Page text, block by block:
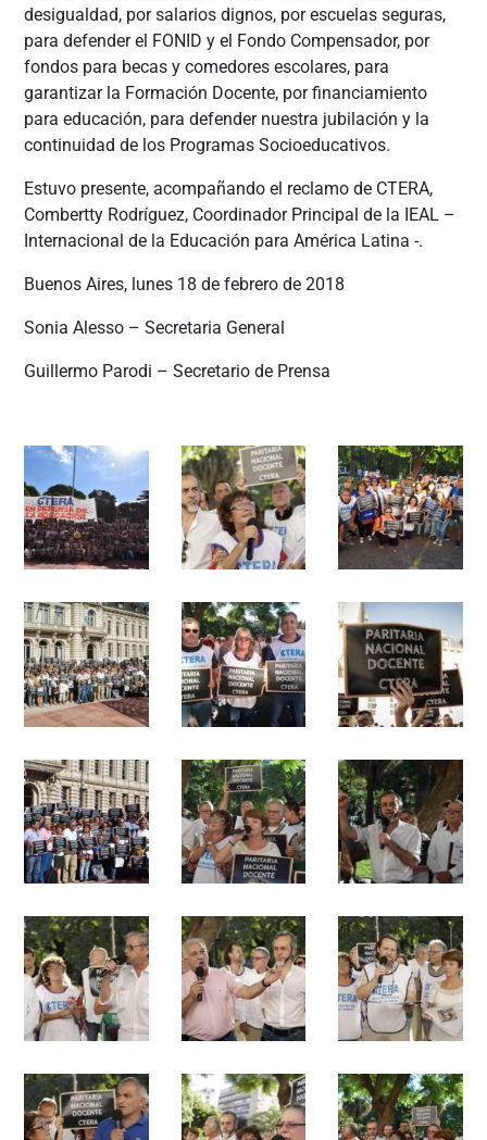
desigualdad, por salarios dignos, por escuelas seguras,
para defender el FONID y el Fondo Compensador, por
fondos para becas y comedores escolares, para
garantizar la Formación Docente, por financiamiento
para educación, para defender nuestra jubilación y la
continuidad de los Programas Socioeducativos.
Estuvo presente, acompañando el reclamo de CTERA,
Combertty Rodríguez, Coordinador Principal de la IEAL –
Internacional de la Educación para América Latina -.
Buenos Aires, lunes 18 de febrero de 2018
Sonia Alesso – Secretaria General
Guillermo Parodi – Secretario de Prensa